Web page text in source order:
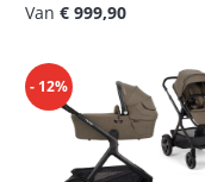
2026
Van € 999,90
- 12%